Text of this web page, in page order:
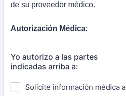
de su proveedor médico.
Autorización Médica:
Yo autorizo a las partes
indicadas arriba a:
Solicite información médica a